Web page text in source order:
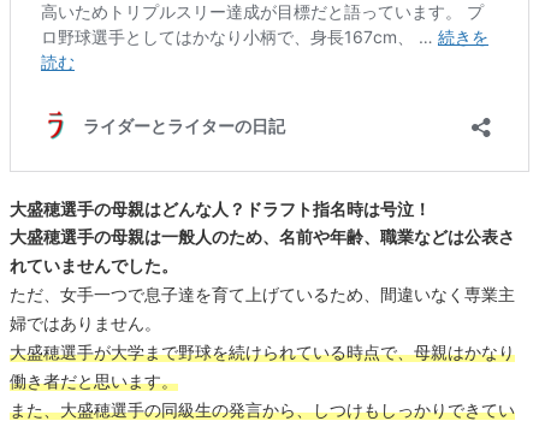
大盛穂選手の母親はどんな人？ドラフト指名時は号泣！
大盛穂選手の母親は一般人のため、名前や年齢、職業などは公表さ
れていませんでした。
ただ、女手一つで息子達を育て上げているため、間違いなく専業主
婦ではありません。
大盛穂選手が大学まで野球を続けられている時点で、母親はかなり
働き者だと思います。
また、大盛穂選手の同級生の発言から、しつけもしっかりできてい